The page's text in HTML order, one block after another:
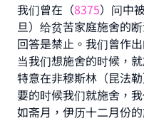
我们曾在（8375）问中
旦）给贫苦家庭施舍的
回答是禁止。我们曾作
当我们想施舍的时候，
特意在非穆斯林（昆法
要的时候我们就施舍，
如斋月，伊历十二月份
Your support
"A person who
good will earn the